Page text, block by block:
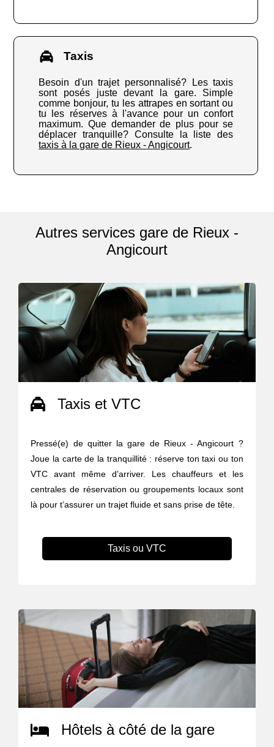
Taxis
Besoin d'un trajet personnalisé? Les taxis
sont posés juste devant la gare. Simple
comme bonjour, tu les attrapes en sortant ou
tu les réserves à l'avance pour un confort
maximum. Que demander de plus pour se
déplacer tranquille? Consulte la liste des
taxis à la gare de Rieux - Angicourt.
Autres services gare de Rieux -
Angicourt
Taxis et VTC
Pressé(e) de quitter la gare de Rieux - Angicourt ?
Joue la carte de la tranquillité : réserve ton taxi ou ton
VTC avant même d’arriver. Les chauffeurs et les
centrales de réservation ou groupements locaux sont
là pour t’assurer un trajet fluide et sans prise de tête.
Taxis ou VTC
Hôtels à côté de la gare